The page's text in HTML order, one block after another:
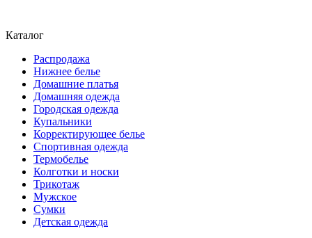
Каталог
Распродажа
Нижнее белье
Домашние платья
Домашняя одежда
Городская одежда
Купальники
Корректирующее белье
Спортивная одежда
Термобелье
Колготки и носки
Трикотаж
Мужское
Сумки
Детская одежда